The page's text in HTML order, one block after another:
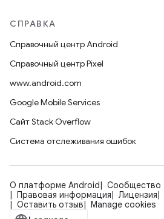
СПРАВКА
Справочный центр Android
Справочный центр Pixel
www.android.com
Google Mobile Services
Сайт Stack Overflow
Система отслеживания ошибок
О платформе Android
Сообщество
Правовая информация
Лицензия
Оставить отзыв
Manage cookies